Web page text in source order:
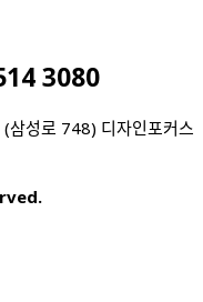
3080
성로 748) 디자인포커스
3080